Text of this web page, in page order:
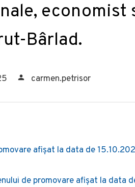
Bârlad.
carmen.petrisor
afișat la data de
de promovare afișat la data